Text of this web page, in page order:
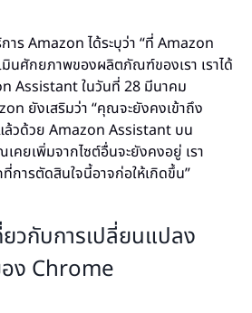
าร Amazon ได้ระบุว่า “ที่ Amazon
มินศักยภาพของผลิตภัณฑ์ของเรา เราได้
Assistant ในวันที่ 28 มีนาคม
ยังเสริมว่า “คุณจะยังคงเข้าถึง
ล้วด้วย Amazon Assistant บน
คยเพิ่มจากไซต์อื่นจะยังคงอยู่ เรา
การตัดสินใจนี้อาจก่อให้เกิดขึ้น”
ยวกับการเปลี่ยนแปลง
ง Chrome